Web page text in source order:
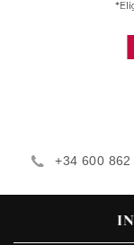
+34 600 862